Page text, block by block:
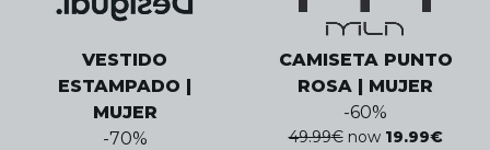
VESTIDO
ESTAMPADO |
MUJER
-70%
CAMISETA PUNTO
ROSA | MUJER
-60%
49.99€ now 19.99€